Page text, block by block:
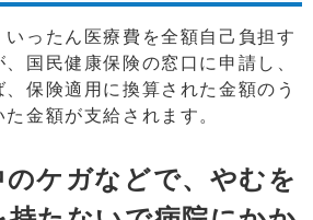
ったん医療費を全額自己負担す
国民健康保険の窓口に申請し、
保険適用に換算された金額のう
金額が支給されます。
のケガなどで、やむを